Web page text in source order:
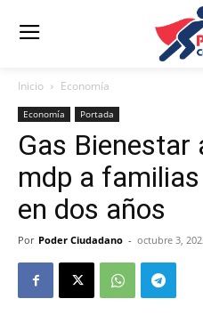
Inicio Economía
Economía Portada
Gas Bienestar
mdp a
en dos años
Por Poder Ciudadano - octubre 3,